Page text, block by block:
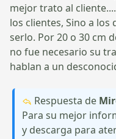
mejor trato al
los clientes, Sino a
serlo. Por 20 o 30 cm
no fue necesario su
hablan a un
Respuesta de
Para su mejor
y descarga para